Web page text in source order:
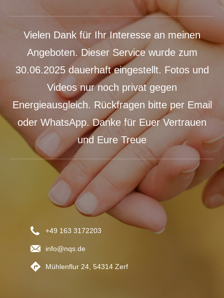
Vielen Dank für Ihr Interesse an meinen
Angeboten. Dieser Service wurde zum
30.06.2025 dauerhaft eingestellt. Fotos und
Videos nur noch privat gegen
Energieausgleich. Rückfragen bitte per Email
oder WhatsApp. Danke für Euer Vertrauen
und Eure Treue
+49 163 3172203
info@nqs.de
Mühlenflur 24, 54314 Zerf